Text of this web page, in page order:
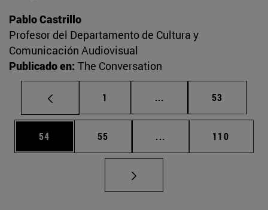
Pablo Castrillo
Profesor del Departamento de Cultura y
Comunicación Audiovisual
Publicado en: The Conversation
Página
1 ... Páginas intermedias
Página
53
Página
54 Página
55 ... Páginas intermedias
Página
110